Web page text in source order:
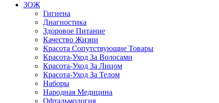
ЗОЖ
Гигиена
Диагностика
Здоровое Питание
Качество Жизни
Красота Сопутствующие Товары
Красота-Уход За Волосами
Красота-Уход За Лицом
Красота-Уход За Телом
Наборы
Народная Медицина
Офтальмология